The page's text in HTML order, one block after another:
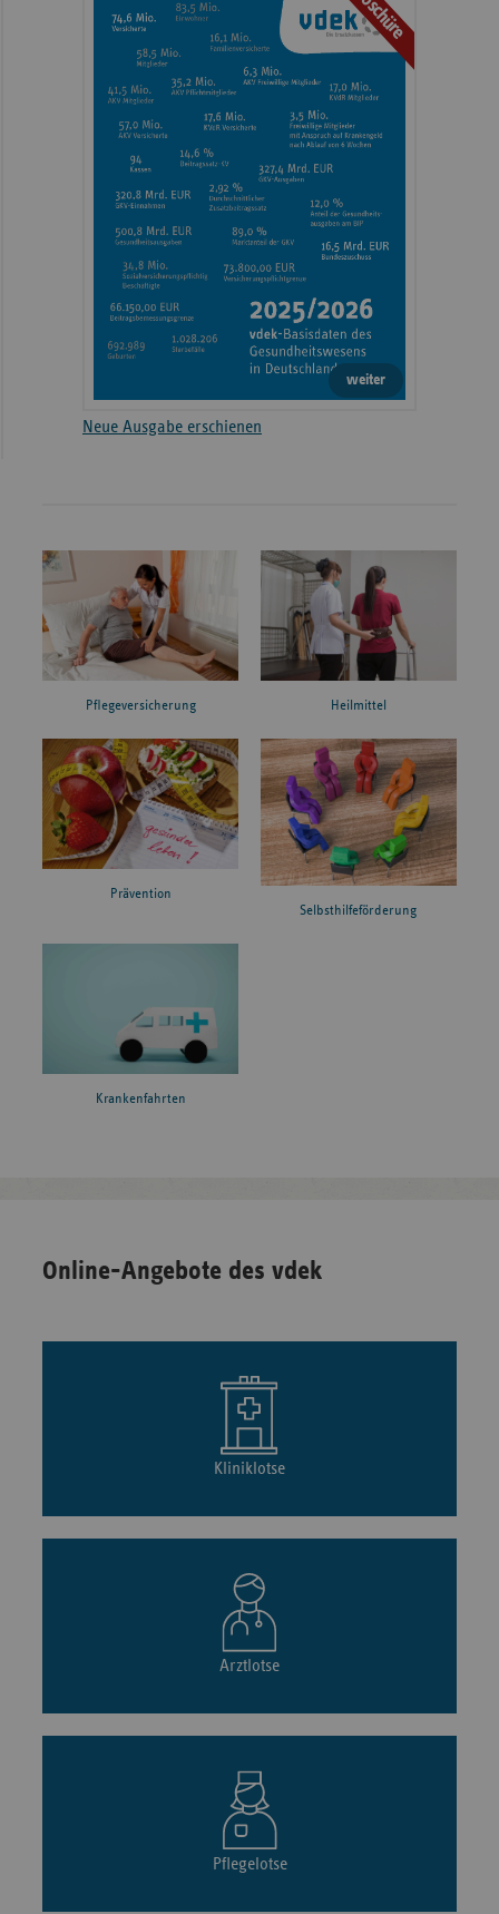
weiter
Neue Ausgabe erschienen
Pflegeversicherung Heilmittel
Prävention
Selbsthilfeförderung
Krankenfahrten
Online-Angebote des vdek
Kliniklotse
Arztlotse
Pflegelotse